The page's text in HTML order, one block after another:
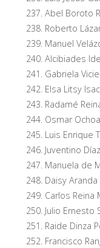
Abel Boroto
Roberto
Manuel
Alcibiades
Gabriela
Elsa Litsy
Radamé
Osmar
Luis Enrique
Juventino
Manuela de
Daisy Aranda
Carlos Reina
Julio Ernesto
Raide Dinza
Francisco